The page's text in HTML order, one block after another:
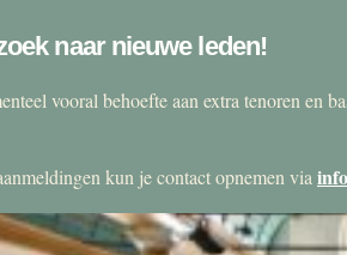
naar nieuwe leden!
vooral behoefte aan extra tenoren en
kun je contact opnemen via